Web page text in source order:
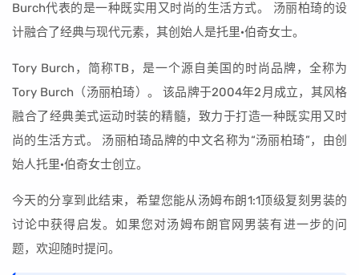
Burch代表的是一种既实用又时尚的生活方式。 汤丽柏琦的设
计融合了经典与现代元素，其创始人是托里·伯奇女士。
Tory Burch，简称TB，是一个源自美国的时尚品牌，全称为
Tory Burch（汤丽柏琦）。 该品牌于2004年2月成立，其风格
融合了经典美式运动时装的精髓，致力于打造一种既实用又时
尚的生活方式。 汤丽柏琦品牌的中文名称为“汤丽柏琦”，由创
始人托里·伯奇女士创立。
今天的分享到此结束，希望您能从汤姆布朗1:1顶级复刻男装的
讨论中获得启发。如果您对汤姆布朗官网男装有进一步的问
题，欢迎随时提问。